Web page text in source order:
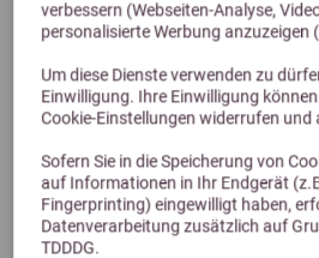
verbessern (Webseiten-Analyse,
personalisierte Werbung anzuzeigen
Um diese Dienste verwenden zu
Einwilligung. Ihre Einwilligung
Cookie-Einstellungen widerrufen und
Sofern Sie in die Speicherung von
auf Informationen in Ihr Endgerät
Fingerprinting) eingewilligt haben,
Datenverarbeitung zusätzlich auf
TDDDG.
4,4 (34
hochwertiges
ab 12,95